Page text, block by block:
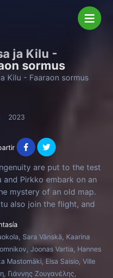
ja Kilu -
sormus
Kilu - Faaraon sormus
2023
are put to the test
and Pirkko embark on an
mystery of an old map.
also join the flight, and
board as a stowaway.
Sara Vänskä, Kaarina
Joonas Vartia, Hannes
Mastomäki, Elsa Saisio, Ville
Γιάννης Ζουγανέλης,